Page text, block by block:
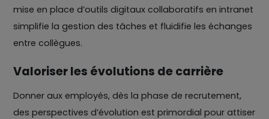
mise en place d’outils digitaux collaboratifs en intranet
simplifie la gestion des tâches et fluidifie les échanges
entre collègues.
Valoriser les évolutions de carrière
Donner aux employés, dès la phase de recrutement,
des perspectives d’évolution est primordial pour attiser